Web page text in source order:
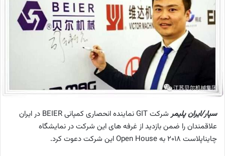
سپار/ایران پلیمرشرکت GIT نماینده انحصاری کمپانی BEIER در ایران
علاقمندان را ضمن بازدید از غرفه های این شرکت در نمایشگاه
چایناپلاست 2018 به Open House این شرکت دعوت کرد.